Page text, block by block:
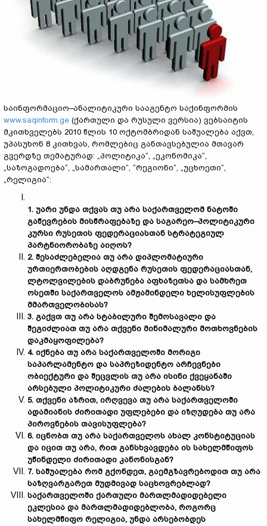
საინფორმაციო–ანალიტიკური სააგენტო საქინფორმის
www.saqinform.ge (ქართული და რუსული ვერსია) ვებსაიტის
მკითხველებს 2010 წლის 10 ოქტომბრიდან საშუალება აქვთ,
უპასუხონ 8 კითხვას, რომლებიც განთავსებულია მთავარ
გვერდზე თემატურად: „პოლიტიკა“, „ეკონომიკა“,
„საზოგადოება“, „სამართალი“, “რეგიონი“, „უცხოეთი“,
„რელიგია“:
1. უარი უნდა თქვას თუ არა საქართველომ ნატოში
გაწევრების მისწრაფებაზე და საგარეო–პოლიტიკური
კურსი რუსეთის ფედერაციასთან სტრატეგიულ
პარტნიორობაზე აიღოს?
2. შესაძლებელია თუ არა დიპლომატიური
ურთიერთობების აღდგენა რუსეთის ფედერაციასთან,
ლტოლვილების დაბრუნება აფხაზეთსა და სამხრეთ
ოსეთში საქართველოს ამჟამინდელი ხელისუფლების
მმართველობისას?
3. გაქვთ თუ არა სტაბილური შემოსავალი და
შეგიძლიათ თუ არა თქვენი მინიმალური მოთხოვნების
დაკმაყოფილება?
4. იქნება თუ არა საქართველოში მორიგი
საპარლამენტო და საპრეზიდენტო არჩევნები
ობიექტური და შეცვლის თუ არა ისინი ქვეყანაში
არსებული პოლიტიკური ძალების ბალანსს?
5. თქვენი აზრით, ირღვევა თუ არა საქართველოში
ადამიანის ძირითადი უფლებები და იზღუდება თუ არა
პიროვნების თავისუფლება?
6. იცნობთ თუ არა საქართველოს ახალ კონსტიტუციას
და იცით თუ არა, რით განსხვავდება ის სახელმწიფოს
უწინდელი ძირითადი კანონისგან?
7. საშუალება რომ გქონდეთ, გაემგზავრებოდით თუ არა
საზღვარგარეთ მუდმივად საცხოვრებლად?
საქართველოში ქართული მართლმადიდებელი
ეკლესია და მართლმადიდებლობა, როგორც
სახელმწიფო რელიგია, უნდა არსებობდეს